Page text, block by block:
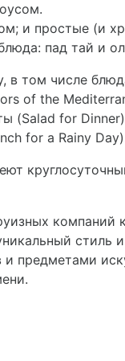
и простые (и
пад тай и
том числе
of the
for
for a Rainy
предметами